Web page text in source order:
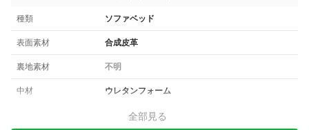
種類 ソファベッド
表面素材 合成皮革
裏地素材 不明
中材 ウレタンフォーム
全部見る